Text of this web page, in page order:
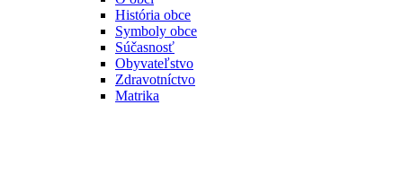
História obce
Symboly obce
Súčasnosť
Obyvateľstvo
Zdravotníctvo
Matrika